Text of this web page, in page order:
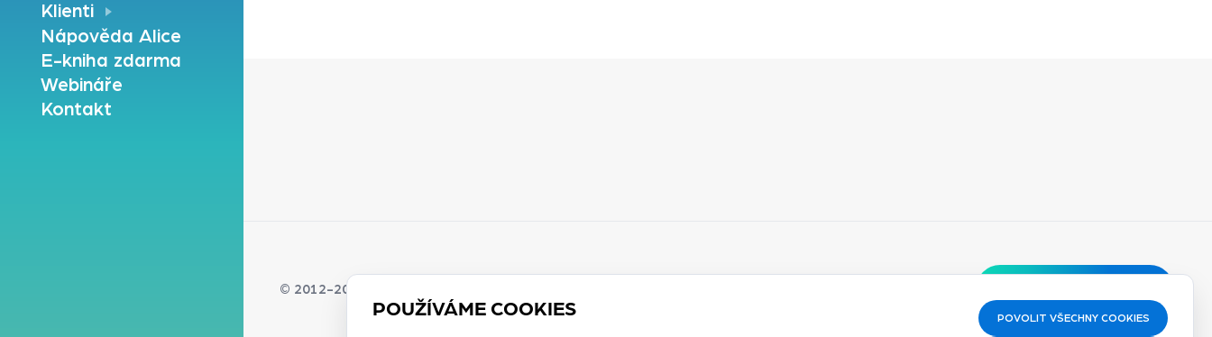
Klienti
Nápověda Alice
E-kniha zdarma
Webináře
Kontakt
© 2012-2026 Redque s.r.o. | Držitelé
POUŽÍVÁME COOKIES POVOLIT VŠECHNY COOKIES